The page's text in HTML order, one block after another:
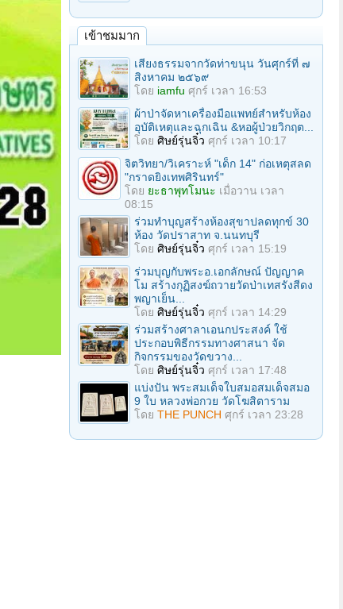
เข้าชมมาก
เสียงธรรมจากวัดท่าขนุน วันศุกร์ที่ ๗
สิงหาคม ๒๕๖๙
โดย iamfu ศุกร์ เวลา 16:53
ผ้าป่าจัดหาเครื่องมือแพทย์สำหรับห้อง
อุบัติเหตุและฉุกเฉิน &หอผู้ป่วยวิกฤต...
โดย ศิษย์รุ่นจิ๋ว ศุกร์ เวลา 10:17
จิตวิทยา/วิเคราะห์ "เด็ก 14" ก่อเหตุสลด
"กราดยิงเทพศิรินทร์"
โดย ยะธาพุทโมนะ เมื่อวาน เวลา
08:15
ร่วมทําบุญสร้างห้องสุขาปลดทุกข์ 30
ห้อง วัดปราสาท จ.นนทบุรี
โดย ศิษย์รุ่นจิ๋ว ศุกร์ เวลา 15:19
ร่วมบุญกับพระอ.เอกลักษณ์ ปัญญาค
โม สร้างกุฏิสงฆ์ถวายวัดป่าเทสรังสีดง
พญาเย็น...
โดย ศิษย์รุ่นจิ๋ว ศุกร์ เวลา 14:29
ร่วมสร้างศาลาเอนกประสงค์ ใช้
ประกอบพิธีกรรมทางศาสนา จัด
กิจกรรมของวัดขวาง...
โดย ศิษย์รุ่นจิ๋ว ศุกร์ เวลา 17:48
แบ่งปัน พระสมเด็จใบสมอสมเด็จสมอ
9 ใบ หลวงพ่อกวย วัดโฆสิตาราม
โดย THE PUNCH ศุกร์ เวลา 23:28